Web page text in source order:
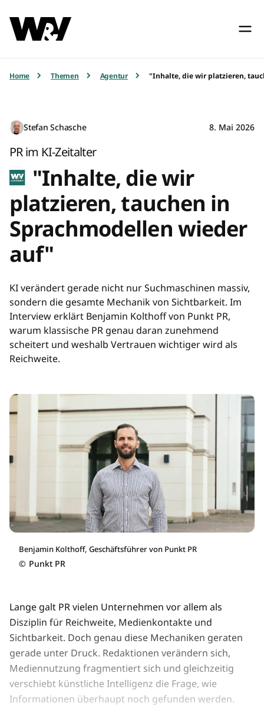
Home Themen Agentur "Inhalte, die wir platzieren,
Stefan Schasche 8. Mai 2026
PR im KI-Zeitalter
"Inhalte, die wir
platzieren, tauchen in
Sprachmodellen wieder
auf"
KI verändert gerade nicht nur Suchmaschinen massiv,
sondern die gesamte Mechanik von Sichtbarkeit. Im
Interview erklärt Benjamin Kolthoff von Punkt PR,
warum klassische PR genau daran zunehmend
scheitert und weshalb Vertrauen wichtiger wird als
Reichweite.
Benjamin Kolthoff, Geschäftsführer von Punkt PR
© Punkt PR
Lange galt PR vielen Unternehmen vor allem als
Disziplin für Reichweite, Medienkontakte und
Sichtbarkeit. Doch genau diese Mechaniken geraten
gerade unter Druck. Redaktionen verändern sich,
Mediennutzung fragmentiert sich und gleichzeitig
verschiebt künstliche Intelligenz die Frage, wie
Informationen überhaupt noch gefunden werden.